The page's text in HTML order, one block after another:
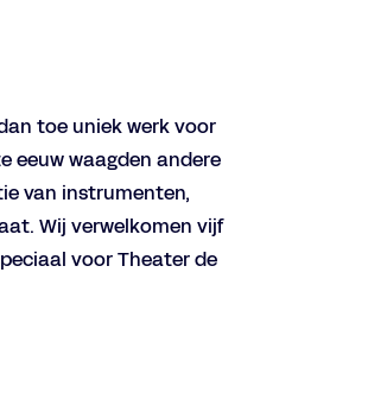
toe uniek werk voor
eeuw waagden andere
van instrumenten,
Wij verwelkomen vijf
voor Theater de